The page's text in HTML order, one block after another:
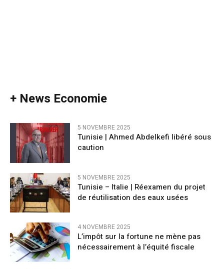
+ News Economie
5 NOVEMBRE 2025
Tunisie | Ahmed Abdelkefi libéré sous
caution
5 NOVEMBRE 2025
Tunisie – Italie | Réexamen du projet
de réutilisation des eaux usées
4 NOVEMBRE 2025
L’impôt sur la fortune ne mène pas
nécessairement à l’équité fiscale